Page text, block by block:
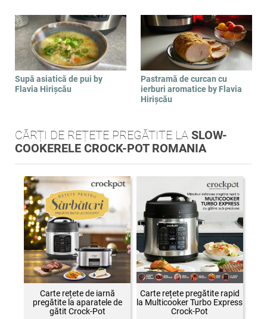
Supă asiatică de pui by
Flavia Hirișcău
Pastramă de curcan cu
ierburi aromatice by Flavia
Hirișcău
CĂRȚI DE REȚETE PREGĂTITE LASLOW-
COOKERELE CROCK-POT ROMANIA
Carte rețete de iarnă
pregătite la aparatele de
gătit Crock-Pot
Carte rețete pregătite rapid
la Multicooker Turbo Express
Crock-Pot